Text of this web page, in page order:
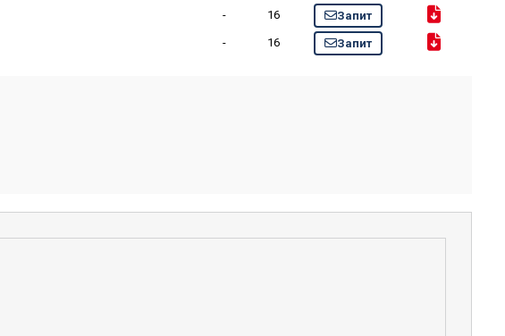
- 16
Запит
- 16 Запит